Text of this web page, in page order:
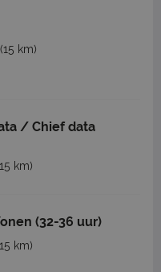
(15 km)
/ Chief data
km)
(32-36 uur)
km)